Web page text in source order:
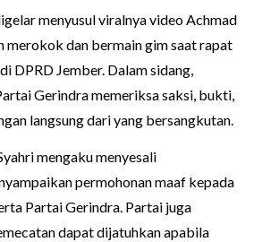
menyusul viralnya video Achmad
merokok dan bermain gim saat rapat
DPRD Jember. Dalam sidang,
Gerindra memeriksa saksi, bukti,
langsung dari yang bersangkutan.
mengaku menyesali
permohonan maaf kepada
Partai Gerindra. Partai juga
dapat dijatuhkan apabila